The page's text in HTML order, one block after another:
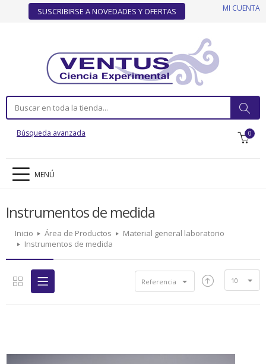
SUSCRIBIRSE A NOVEDADES Y OFERTAS MI CUENTA
Búsqueda avanzada 0
MENÚ
Instrumentos de medida
Inicio Área de Productos
Material general laboratorio
Instrumentos de medida
10
Referencia